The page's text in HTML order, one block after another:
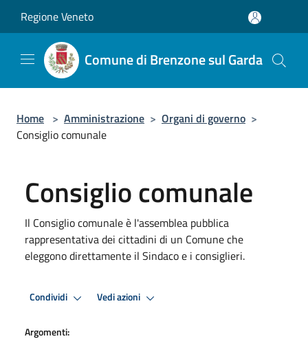
Regione Veneto
Comune di Brenzone sul Garda
Home > Amministrazione > Organi di governo >
Consiglio comunale
Consiglio comunale
Il Consiglio comunale è l'assemblea pubblica
rappresentativa dei cittadini di un Comune che
eleggono direttamente il Sindaco e i consiglieri.
Condividi Vedi azioni
Argomenti: